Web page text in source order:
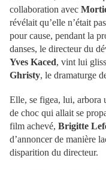
collaboration avec
révélait qu’elle n’était
pour cause, pendant la
danses, le directeur du
Yves Kaced, vint lui
Ghristy, le dramaturge
Elle, se figea, lui, arbora
de choc qui allait se
film achevé, Brigitte
d’annoncer de manière
disparition du directeur.